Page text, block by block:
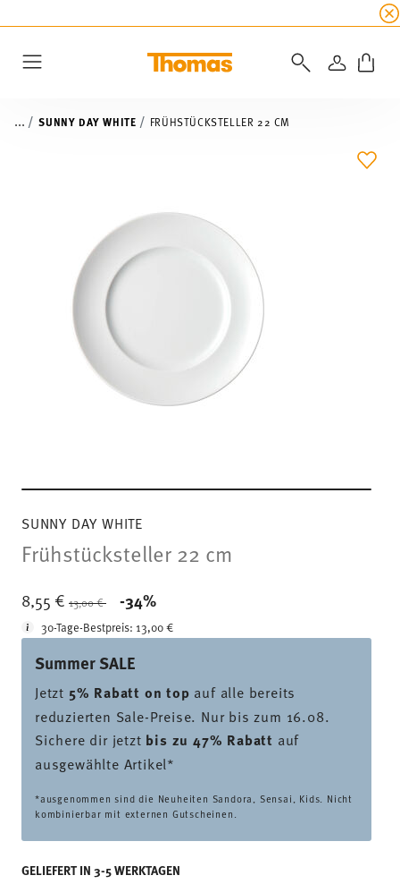
Bis
... SUNNY DAY WHITE FRÜHSTÜCKSTELLER 22 CM
SUNNY DAY WHITE
Frühstücksteller 22 cm
8,55 € Price reduced from
13,00 € -34%
30-Tage-Bestpreis:13,00 €
Summer SALE
Jetzt 5% Rabatt on top auf alle bereits
reduzierten Sale-Preise. Nur bis zum 16.08.
Sichere dir jetzt bis zu 47% Rabatt auf
ausgewählte Artikel*
*ausgenommen sind die Neuheiten Sandora, Sensai, Kids. Nicht
kombinierbar mit externen Gutscheinen.
GELIEFERT IN 3-5 WERKTAGEN
ADD